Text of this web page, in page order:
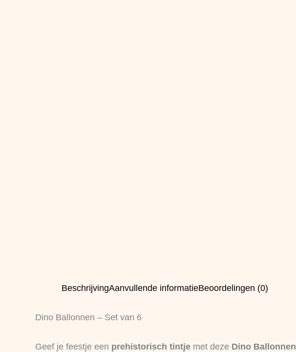
BeschrijvingAanvullende informatieBeoordelingen (0)
Dino Ballonnen – Set van 6
Geef je feestje een prehistorisch tintje met deze Dino Ballonnen